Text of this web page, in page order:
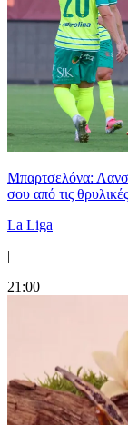
Μπαρτσελόνα:
σου από τις
La Liga
|
21:00